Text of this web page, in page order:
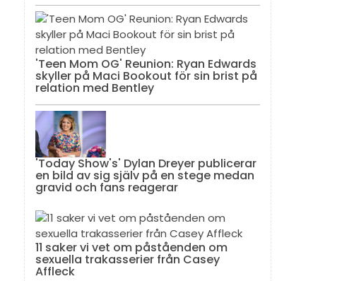
'Teen Mom OG' Reunion: Ryan Edwards
skyller på Maci Bookout för sin brist på
relation med Bentley
'Today Show's' Dylan Dreyer publicerar
en bild av sig själv på en stege medan
gravid och fans reagerar
11 saker vi vet om påståenden om
sexuella trakasserier från Casey
Affleck